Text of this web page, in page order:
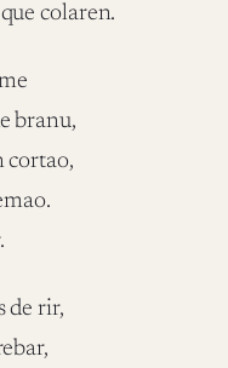
colaren.
branu,
cortao,
de rir,